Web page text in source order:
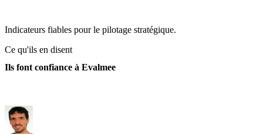
Indicateurs fiables pour le pilotage stratégique.
Ce qu'ils en disent
Ils font confiance à Evalmee